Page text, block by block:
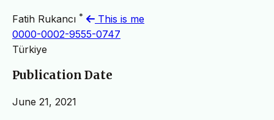
Fatih Rukancı *
This is me
0000-0002-9555-0747
Türkiye
Publication Date
June 21, 2021